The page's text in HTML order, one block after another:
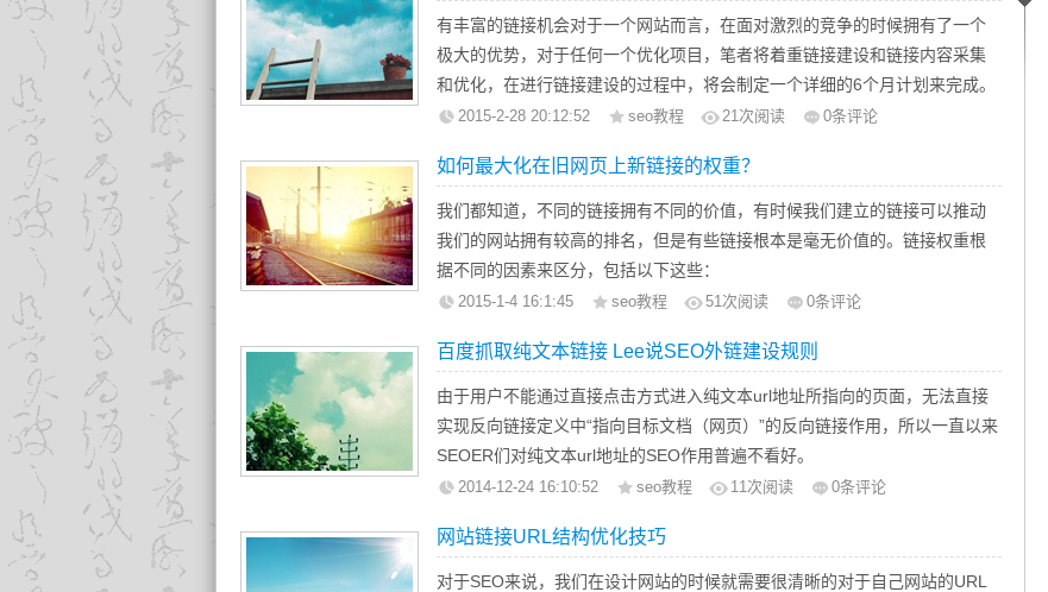
在对客户网站分析中出现这么一个问题，网站使用的关键词链接的页面根本
不是关键词对应的内容，我们在网站内部链接布局过程中提到内容相关性，
这个相关相关就是锚文本链接与本页面的相关，举例说明：如网站锚文本链
接是“SEO”，链接的页面就应该是关于SEO的介绍上面为什么要这样做，因为
描述，这点我们可以参考百科系统链接，打开每个链接都是对着词语进行描
有丰富的链接机会对于一个网站而言，在面对激烈的竞争的时候拥有了一个
极大的优势，对于任何一个优化项目，笔者将着重链接建设和链接内容采集
和优化，在进行链接建设的过程中，将会制定一个详细的6个月计划来完成。
一、链接资料审核
置文件和前期的一些链接资源，在链接治疗审核上，我们不对竞争对手的链
接配置文件和我们自己的进行比较，笔者推荐的最佳做法是了解我们有什
么，然后分析如何才能使得这些链接资源和客户的最终目标密切关联起来。
2015-2-28 20:12:52 seo教程 21次阅读 0条评论
如何最大化在旧网页上新链接的权重？
我们都知道，不同的链接拥有不同的价值，有时候我们建立的链接可以推动
我们的网站拥有较高的排名，但是有些链接根本是毫无价值的。链接权重根
据不同的因素来区分，包括以下这些：
1.内部链接vs外部链接
3.链接在页面中的位置
4.Alt属性vs文字链接
5.以及其它不同的因素（via 外链建设十大规则）
当我们在旧网页中建立一个新的链接会发生什么情况呢？一般来说，有一定
时间、高权威性的页面链接在很多SEOer的心中，是属于比较好的链接。但
让我们来讨论下，为什么Google会不同的对待这些链接以及提供了3种可靠的
2015-1-4 16:1:45 seo教程 51次阅读 0条评论
百度抓取纯文本链接 Lee说SEO外链建设规则
由于用户不能通过直接点击方式进入纯文本url地址所指向的页面，无法直接
实现反向链接定义中“指向目标文档（网页）”的反向链接作用，所以一直以来
SEOER们对纯文本url地址的SEO作用普遍不看好。
但无可否认的是，这样大量的纯文本url地址有效增加了特定网页的曝光率，
助。从这个意义上来说，纯文本url地址也的确间接实现了“指向目标文档（网
页）”的反向链接作用。
2014-12-24 16:10:52 seo教程 11次阅读 0条评论
网站链接URL结构优化技巧
对于SEO来说，我们在设计网站的时候就需要很清晰的对于自己网站的URL